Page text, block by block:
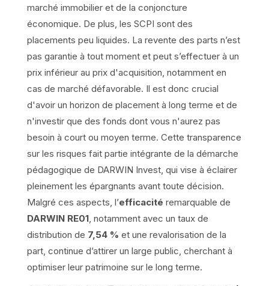
marché immobilier et de la conjoncture
économique. De plus, les SCPI sont des
placements peu liquides. La revente des parts n’est
pas garantie à tout moment et peut s’effectuer à un
prix inférieur au prix d'acquisition, notamment en
cas de marché défavorable. Il est donc crucial
d'avoir un horizon de placement à long terme et de
n'investir que des fonds dont vous n'aurez pas
besoin à court ou moyen terme. Cette transparence
sur les risques fait partie intégrante de la démarche
pédagogique de DARWIN Invest, qui vise à éclairer
pleinement les épargnants avant toute décision.
Malgré ces aspects, l’efficacité remarquable de
DARWIN RE01, notamment avec un taux de
distribution de 7,54 % et une revalorisation de la
part, continue d’attirer un large public, cherchant à
optimiser leur patrimoine sur le long terme.